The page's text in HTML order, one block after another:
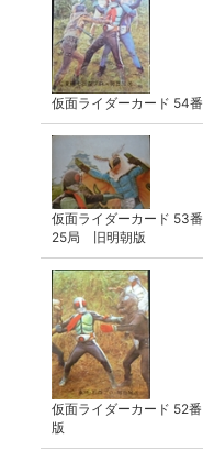
仮面ライダーカード
仮面ライダーカード
25局 旧明朝版
仮面ライダーカード
版